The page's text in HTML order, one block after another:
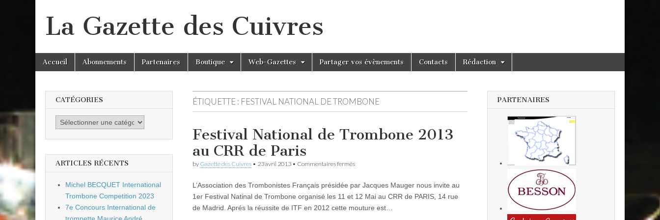
La Gazette des Cuivres
Main
menu
Skip
Accueil Abonnements Partenaires Boutique Web-Gazettes Partager vos évènements Contacts Rédaction
ÉTIQUETTE : FESTIVAL NATIONAL DE TROMBONE
Festival National de Trombone 2013
au CRR de Paris
by Gazette des Cuivres • 23 avril 2013 • Commentaires ferméssur
de
Trombone
au
L’Association des Trombonistes Français présidée par Jacques Mauger nous invite au
1er Festival Natinal de Trombone organisé les 11 et 12 Mai au CRR de PARIS, 14 rue
de Madrid. Aprés la réussite de ITF en 2012 cette mouture est…
CATÉGORIES
Catégories
ARTICLES RÉCENTS
Michel BECQUET International
Trombone Competition 2023
7e Concours International de
PARTENAIRES